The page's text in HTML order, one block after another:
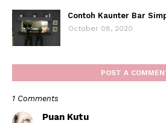
Contoh Kaunter Bar
October 08, 2020
POST A
1 Comments
Puan Kutu